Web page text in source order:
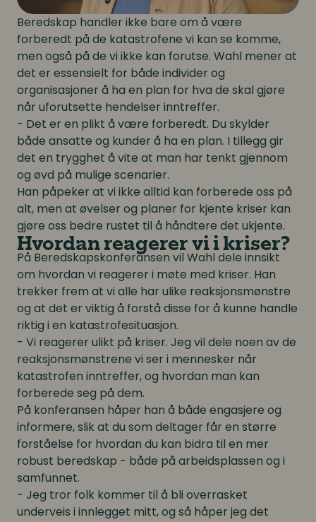
Beredskap handler ikke bare om å være
forberedt på de katastrofene vi kan se komme,
men også på de vi ikke kan forutse. Wahl mener at
det er essensielt for både individer og
organisasjoner å ha en plan for hva de skal gjøre
når uforutsette hendelser inntreffer.
- Det er en plikt å være forberedt. Du skylder
både ansatte og kunder å ha en plan. I tillegg gir
det en trygghet å vite at man har tenkt gjennom
og øvd på mulige scenarier.
Han påpeker at vi ikke alltid kan forberede oss på
alt, men at øvelser og planer for kjente kriser kan
gjøre oss bedre rustet til å håndtere det ukjente.
Hvordan reagerer vi i kriser?
På Beredskapskonferansen vil Wahl dele innsikt
om hvordan vi reagerer i møte med kriser. Han
trekker frem at vi alle har ulike reaksjonsmønstre
og at det er viktig å forstå disse for å kunne handle
riktig i en katastrofesituasjon.
- Vi reagerer ulikt på kriser. Jeg vil dele noen av de
reaksjonsmønstrene vi ser i mennesker når
katastrofen inntreffer, og hvordan man kan
forberede seg på dem.
På konferansen håper han å både engasjere og
informere, slik at du som deltager får en større
forståelse for hvordan du kan bidra til en mer
robust beredskap - både på arbeidsplassen og i
samfunnet.
- Jeg tror folk kommer til å bli overrasket
underveis i innlegget mitt, og så håper jeg det